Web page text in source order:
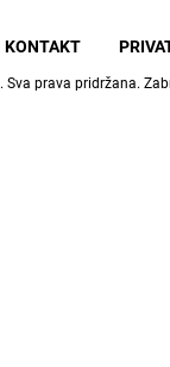
KONTAKT
. Sva prava pridržana.